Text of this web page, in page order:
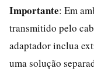
Importante: Em
transmitido pelo
adaptador inclua
uma solução